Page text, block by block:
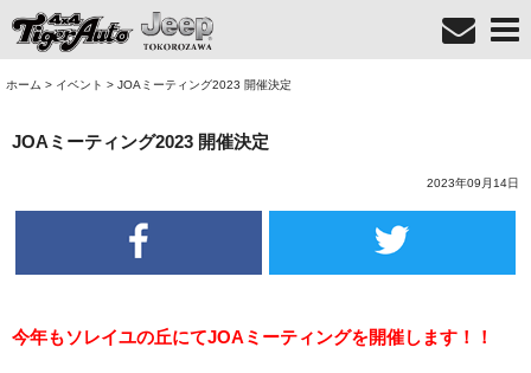
ホーム > イベント > JOAミーティング2023 開催決定
JOAミーティング2023 開催決定
2023年09月14日
今年もソレイユの丘にてJOAミーティングを開催します！！